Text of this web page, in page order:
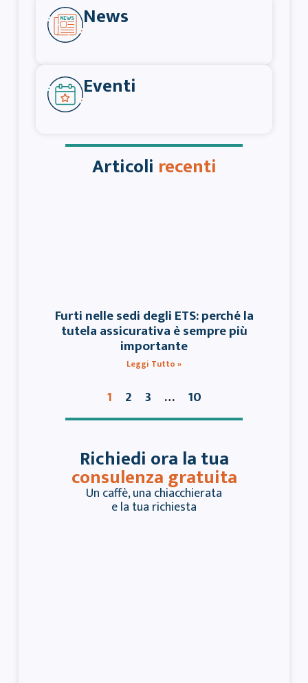
News
Eventi
Articoli recenti
Furti nelle sedi degli ETS: perché la
tutela assicurativa è sempre più
importante
Leggi Tutto »
1 2 3 … 10
Richiedi ora la tua
consulenza gratuita
Un caffè, una chiacchierata
e la tua richiesta